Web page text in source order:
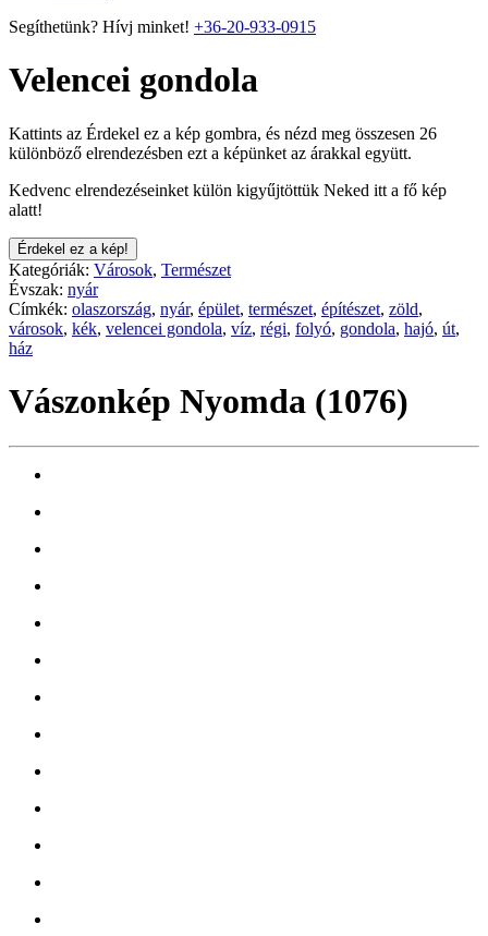
Segíthetünk? Hívj minket! +36-20-933-0915
Velencei gondola
Kattints az Érdekel ez a kép gombra, és nézd meg összesen 26
különböző elrendezésben ezt a képünket az árakkal együtt.
Kedvenc elrendezéseinket külön kigyűjtöttük Neked itt a fő kép
alatt!
Érdekel ez a kép!
Kategóriák: Városok, Természet
Évszak: nyár
Címkék: olaszország, nyár, épület, természet, építészet, zöld,
városok, kék, velencei gondola, víz, régi, folyó, gondola, hajó, út,
ház
Vászonkép Nyomda (1076)